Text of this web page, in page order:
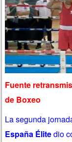
Fuente
de Boxeo
La segunda
España Élitedio